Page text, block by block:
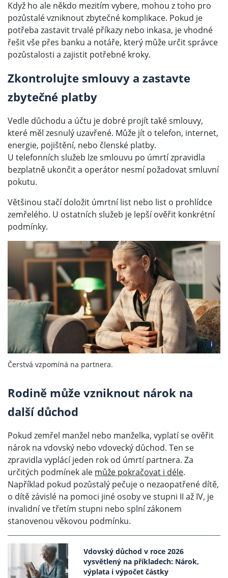
Když ho ale někdo mezitím vybere, mohou z toho pro
pozůstalé vzniknout zbytečné komplikace. Pokud je
potřeba zastavit trvalé příkazy nebo inkasa, je vhodné
řešit vše přes banku a notáře, který může určit správce
pozůstalosti a zajistit potřebné kroky.
Zkontrolujte smlouvy a zastavte
zbytečné platby
Vedle důchodu a účtu je dobré projít také smlouvy,
které měl zesnulý uzavřené. Může jít o telefon, internet,
energie, pojištění, nebo členské platby.
U telefonních služeb lze smlouvu po úmrtí zpravidla
bezplatně ukončit a operátor nesmí požadovat smluvní
pokutu.
Většinou stačí doložit úmrtní list nebo list o prohlídce
zemřelého. U ostatních služeb je lepší ověřit konkrétní
podmínky.
i
Čerstvá vzpomíná na partnera.
Rodině může vzniknout nárok na
další důchod
Pokud zemřel manžel nebo manželka, vyplatí se ověřit
nárok na vdovský nebo vdovecký důchod. Ten se
zpravidla vyplácí jeden rok od úmrtí partnera. Za
určitých podmínek ale může pokračovat i déle.
Například pokud pozůstalý pečuje o nezaopatřené dítě,
o dítě závislé na pomoci jiné osoby ve stupni II až IV, je
invalidní ve třetím stupni nebo splní zákonem
stanovenou věkovou podmínku.
Vdovský důchod v roce 2026
vysvětlený na příkladech: Nárok,
výplata i výpočet částky